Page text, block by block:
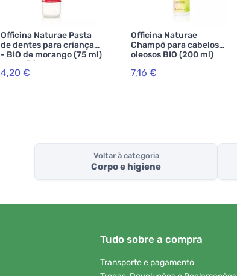
Officina Naturae Pasta
de dentes para crianças
- BIO de morango (75 ml)
- sem flúor
4,20 €
Officina Naturae
Champô para cabelos
oleosos BIO (200 ml)
7,16 €
Voltar à categoria
Corpo e higiene
Tudo sobre a compra
Transporte e pagamento